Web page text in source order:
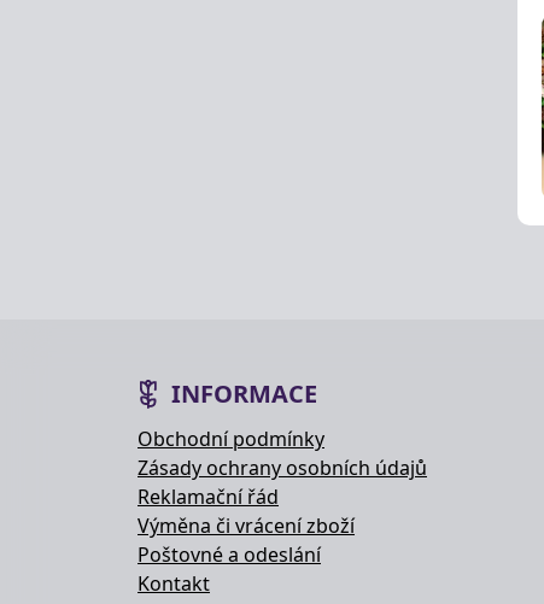
INFORMACE
Obchodní podmínky
Zásady ochrany osobních údajů
Reklamační řád
Výměna či vrácení zboží
Poštovné a odeslání
Kontakt